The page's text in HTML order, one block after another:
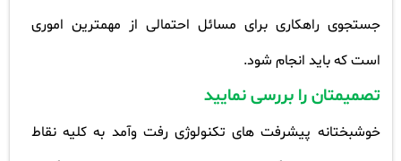
جستجوی راهکاری برای مسائل احتمالی از مهمترین اموری
است که باید انجام شود.
تصمیمتان را بررسی نمایید
خوشبختانه پیشرفت های تکنولوژی رفت وآمد به کلیه نقاط